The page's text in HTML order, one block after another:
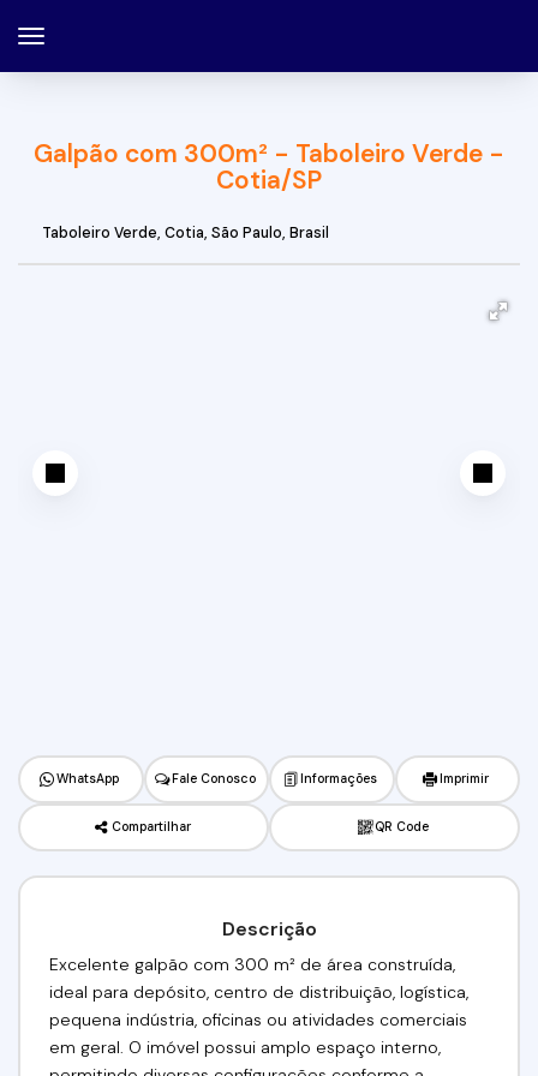
Galpão com 300m² - Taboleiro Verde -
Cotia/SP
Taboleiro Verde, Cotia, São Paulo, Brasil
WhatsApp Fale Conosco Informações Imprimir
Compartilhar QR Code
Descrição
Excelente galpão com 300 m² de área construída,
ideal para depósito, centro de distribuição, logística,
pequena indústria, oficinas ou atividades comerciais
em geral. O imóvel possui amplo espaço interno,